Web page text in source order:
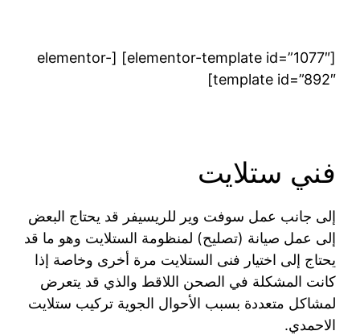
[elementor-template id=”1077″] [elementor-
template id=”892″]
فني ستلايت
إلى جانب عمل سوفت وير للريسيفر قد يحتاج البعض
إلى عمل صيانة (تصليح) لمنظومة الستلايت وهو ما قد
يحتاج إلى اختيار فنى الستلايت مرة أخرى وخاصة إذا
كانت المشكلة في الصحن اللاقط والذي قد يتعرض
لمشاكل متعددة بسبب الأحوال الجوية تركيب ستلايت
الاحمدي.